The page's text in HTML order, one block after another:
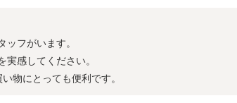
ッフがいます。
感してください。
物にとっても便利です。